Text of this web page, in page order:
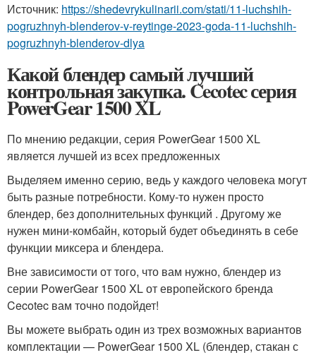
Источник: https://shedevrykulinarii.com/stati/11-luchshih-
pogruzhnyh-blenderov-v-reytinge-2023-goda-11-luchshih-
pogruzhnyh-blenderov-dlya
Какой блендер самый лучший
контрольная закупка. Cecotec серия
PowerGear 1500 XL
По мнению редакции, серия PowerGear 1500 XL
является лучшей из всех предложенных
Выделяем именно серию, ведь у каждого человека могут
быть разные потребности. Кому-то нужен просто
блендер, без дополнительных функций . Другому же
нужен мини-комбайн, который будет объединять в себе
функции миксера и блендера.
Вне зависимости от того, что вам нужно, блендер из
серии PowerGear 1500 XL от европейского бренда
Cecotec вам точно подойдет!
Вы можете выбрать один из трех возможных вариантов
комплектации — PowerGear 1500 XL (блендер, стакан с